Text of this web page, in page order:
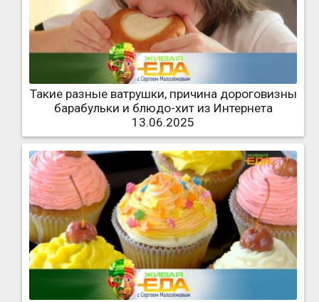
Такие разные ватрушки, причина дороговизны
барабульки и блюдо-хит из Интернета
13.06.2025